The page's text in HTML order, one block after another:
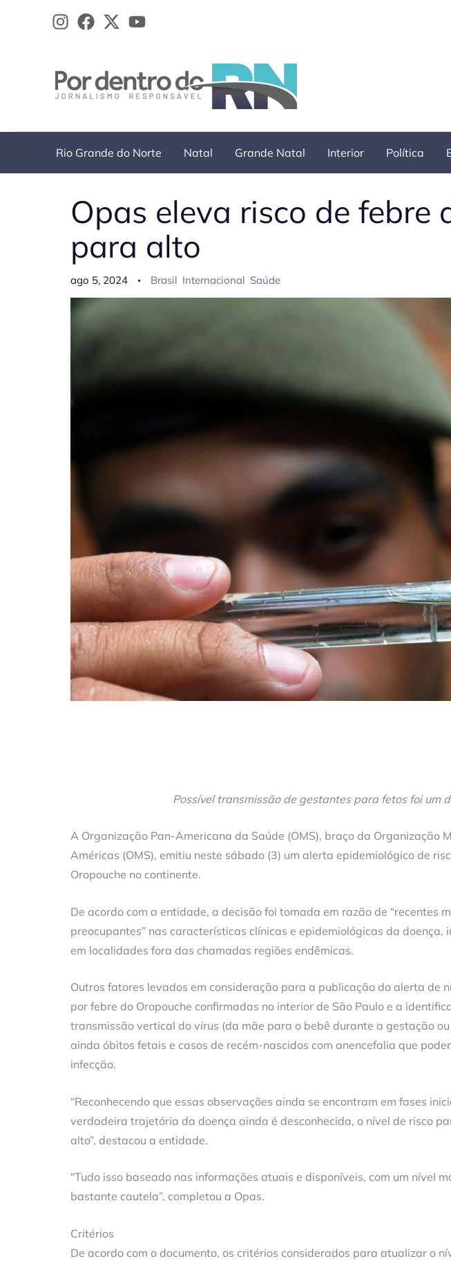
Rio Grande do Norte Natal Grande Natal Interior Política
Opas eleva risco de febre
para alto
ago 5, 2024 Brasil Internacional Saúde
Possível transmissão de gestantes para fetos foi um
A Organização Pan-Americana da Saúde (OMS), braço da Organização
Américas (OMS), emitiu neste sábado (3) um alerta epidemiológico de
Oropouche no continente.
De acordo com a entidade, a decisão foi tomada em razão de “recentes
preocupantes” nas características clínicas e epidemiológicas da doença,
em localidades fora das chamadas regiões endêmicas.
Outros fatores levados em consideração para a publicação do alerta de
por febre do Oropouche confirmadas no interior de São Paulo e a
transmissão vertical do vírus (da mãe para o bebê durante a gestação
ainda óbitos fetais e casos de recém-nascidos com anencefalia que
infecção.
“Reconhecendo que essas observações ainda se encontram em fases
verdadeira trajetória da doença ainda é desconhecida, o nível de risco
alto”, destacou a entidade.
“Tudo isso baseado nas informações atuais e disponíveis, com um nível
bastante cautela”, completou a Opas.
Critérios
De acordo com o documento, os critérios considerados para atualizar o